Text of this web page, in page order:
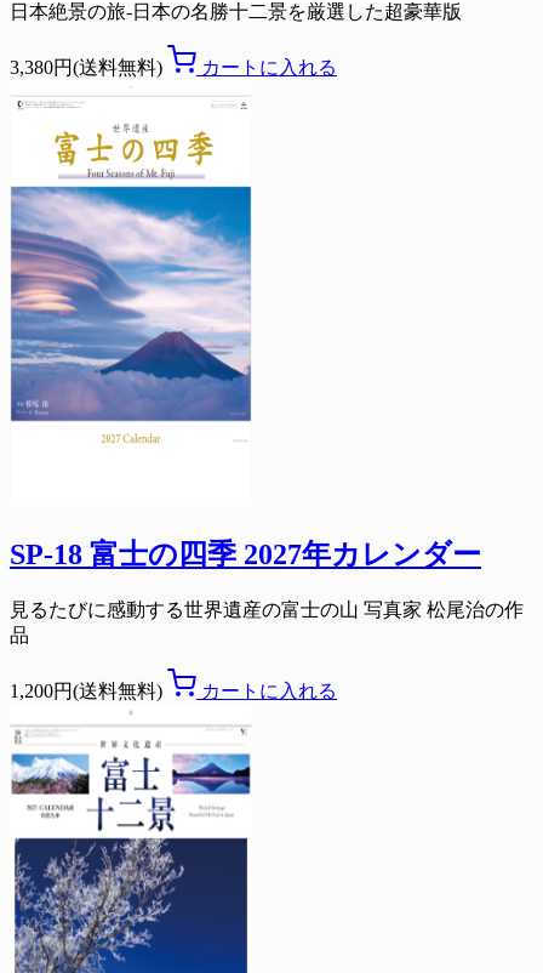
日本絶景の旅-日本の名勝十二景を厳選した超豪華版
3,380円(送料無料) カートに入れる
SP-18 富士の四季 2027年カレンダー
見るたびに感動する世界遺産の富士の山 写真家 松尾治の作
品
1,200円(送料無料) カートに入れる